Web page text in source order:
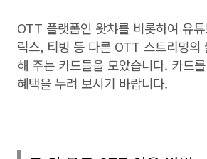
OTT 플랫폼인 왓챠를 비롯하여 유
릭스, 티빙 등 다른 OTT 스트리밍의
해 주는 카드들을 모았습니다. 카드
혜택을 누려 보시기 바랍니다.